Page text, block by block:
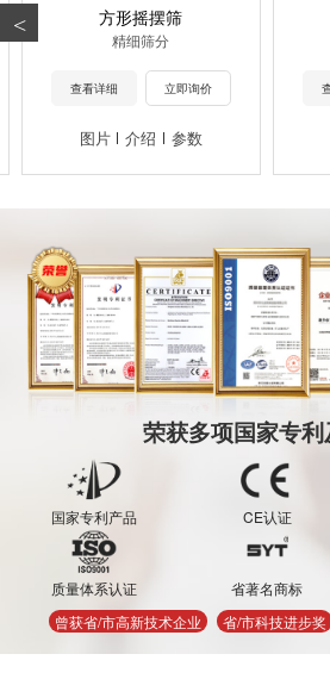
方形摇摆筛
精细筛分
查看详细 立即询价
图片 介绍 参数
<
荣获多项国家专
国家专利产品 CE认证
质量体系认证 省著名商标
曾获省/市高新技术企业
省/市科技进步奖